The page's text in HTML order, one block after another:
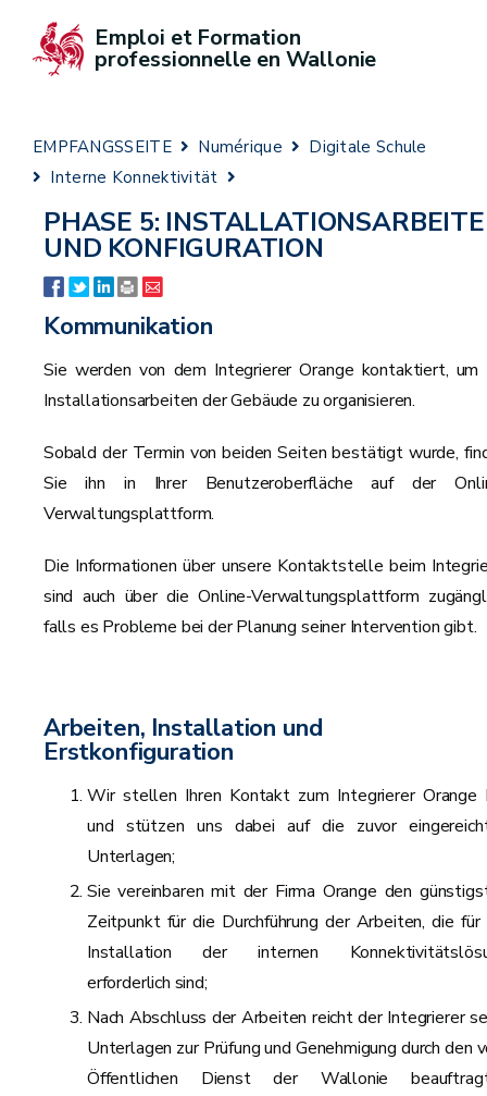
Emploi et Formation
professionnelle en Wallonie
EMPFANGSSEITE Numérique
Digitale Schule
Interne Konnektivität
PHASE 5:
UND KONFIGURATION
Kommunikation
Sie werden von dem Integrierer Orange kontaktiert, um
Installationsarbeiten der Gebäude zu organisieren.
Sobald der Termin von beiden Seiten bestätigt wurde,
Sie ihn in Ihrer Benutzeroberfläche auf der
Verwaltungsplattform.
Die Informationen über unsere Kontaktstelle beim
sind auch über die Online-Verwaltungsplattform
falls es Probleme bei der Planung seiner Intervention gibt.
Arbeiten, Installation und
Erstkonfiguration
Wir stellen Ihren Kontakt zum Integrierer Orange
und stützen uns dabei auf die zuvor
Unterlagen;
Sie vereinbaren mit der Firma Orange den
Zeitpunkt für die Durchführung der Arbeiten, die für
Installation der internen
erforderlich sind;
Nach Abschluss der Arbeiten reicht der Integrierer
Unterlagen zur Prüfung und Genehmigung durch den
Öffentlichen Dienst der Wallonie